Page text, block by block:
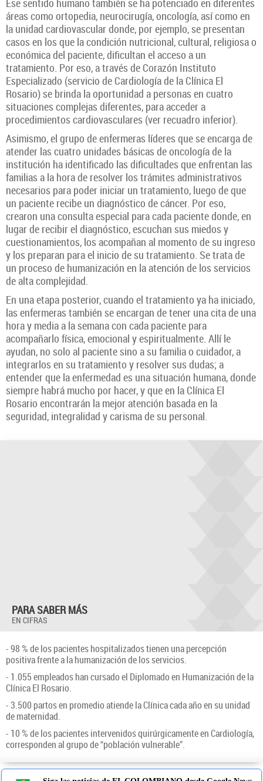
Ese sentido humano también se ha potenciado en diferentes
áreas como ortopedia, neurocirugía, oncología, así como en
la unidad cardiovascular donde, por ejemplo, se presentan
casos en los que la condición nutricional, cultural, religiosa o
económica del paciente, dificultan el acceso a un
tratamiento. Por eso, a través de Corazón Instituto
Especializado (servicio de Cardiología de la Clínica El
Rosario) se brinda la oportunidad a personas en cuatro
situaciones complejas diferentes, para acceder a
procedimientos cardiovasculares (ver recuadro inferior).
Asimismo, el grupo de enfermeras líderes que se encarga de
atender las cuatro unidades básicas de oncología de la
institución ha identificado las dificultades que enfrentan las
familias a la hora de resolver los trámites administrativos
necesarios para poder iniciar un tratamiento, luego de que
un paciente recibe un diagnóstico de cáncer. Por eso,
crearon una consulta especial para cada paciente donde, en
lugar de recibir el diagnóstico, escuchan sus miedos y
cuestionamientos, los acompañan al momento de su ingreso
y los preparan para el inicio de su tratamiento. Se trata de
un proceso de humanización en la atención de los servicios
de alta complejidad.
En una etapa posterior, cuando el tratamiento ya ha iniciado,
las enfermeras también se encargan de tener una cita de una
hora y media a la semana con cada paciente para
acompañarlo física, emocional y espiritualmente. Allí le
ayudan, no solo al paciente sino a su familia o cuidador, a
integrarlos en su tratamiento y resolver sus dudas; a
entender que la enfermedad es una situación humana, donde
siempre habrá mucho por hacer, y que en la Clínica El
Rosario encontrarán la mejor atención basada en la
seguridad, integralidad y carisma de su personal.
PARA SABER MÁS
EN CIFRAS
- 98 % de los pacientes hospitalizados tienen una percepción
positiva frente a la humanización de los servicios.
- 1.055 empleados han cursado el Diplomado en Humanización de la
Clínica El Rosario.
- 3.500 partos en promedio atiende la Clínica cada año en su unidad
de maternidad.
- 10 % de los pacientes intervenidos quirúrgicamente en Cardiología,
corresponden al grupo de “población vulnerable”.